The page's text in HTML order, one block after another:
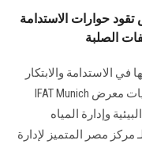
حوارات الاستدامة
الصلبة
الاستدامة والابتكار
البيئي، واصلت الجامعة مشاركتها في فعاليات معرض IFAT Munich
وإدارة المياه
مصر المتميز لإدارة